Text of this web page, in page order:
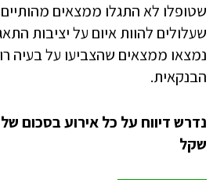
שטופלו לא התגלו ממצאים מהותיים
שעלולים להוות איום על יציבות
נמצאו ממצאים שהצביעו על בעיה
הבנקאית.
שקל